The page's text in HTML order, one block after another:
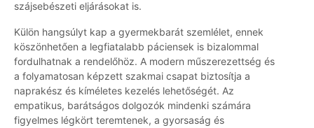
szájsebészeti eljárásokat is.
Külön hangsúlyt kap a gyermekbarát szemlélet, ennek
köszönhetően a legfiatalabb páciensek is bizalommal
fordulhatnak a rendelőhöz. A modern műszerezettség és
a folyamatosan képzett szakmai csapat biztosítja a
naprakész és kíméletes kezelés lehetőségét. Az
empatikus, barátságos dolgozók mindenki számára
figyelmes légkört teremtenek, a gyorsaság és